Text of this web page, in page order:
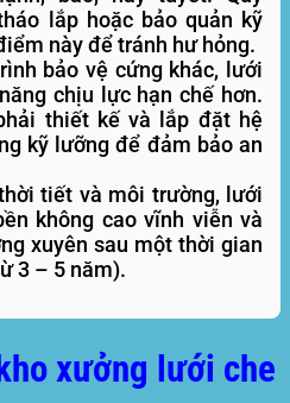
lắp hoặc bảo quản kỹ
này để tránh hư hỏng.
bảo vệ cứng khác, lưới
chịu lực hạn chế hơn.
thiết kế và lắp đặt hệ
kỹ lưỡng để đảm bảo an
tiết và môi trường, lưới
không cao vĩnh viễn và
xuyên sau một thời gian
3 – 5 năm).
xưởng lưới che